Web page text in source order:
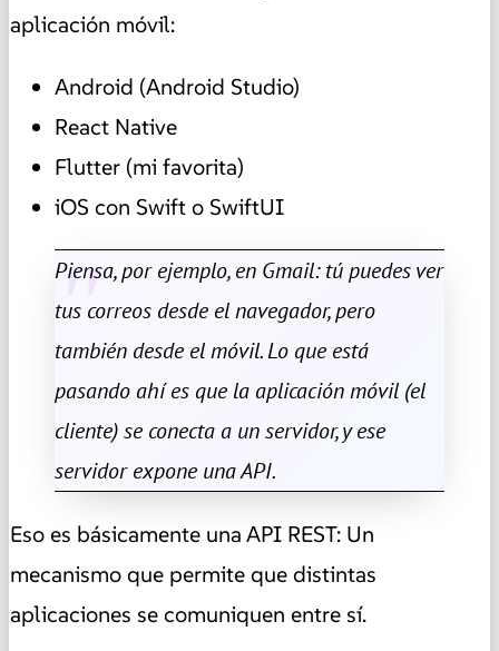
aplicación móvil:
Android (Android Studio)
React Native
Flutter (mi favorita)
iOS con Swift o SwiftUI
Piensa, por ejemplo, en Gmail: tú puedes ver
tus correos desde el navegador, pero
también desde el móvil. Lo que está
pasando ahí es que la aplicación móvil (el
cliente) se conecta a un servidor, y ese
servidor expone una API.
Eso es básicamente una API REST: Un
mecanismo que permite que distintas
aplicaciones se comuniquen entre sí.